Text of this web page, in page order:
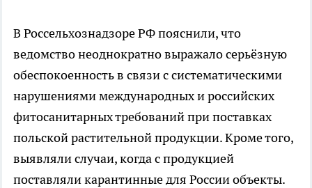
В Россельхознадзоре РФ пояснили, что
ведомство неоднократно выражало серьёзную
обеспокоенность в связи с систематическими
нарушениями международных и российских
фитосанитарных требований при поставках
польской растительной продукции. Кроме того,
выявляли случаи, когда с продукцией
поставляли карантинные для России объекты.